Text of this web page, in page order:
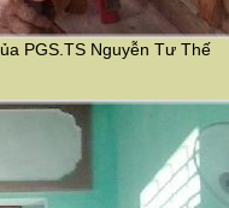
PGS.TS Nguyễn Tư Thế